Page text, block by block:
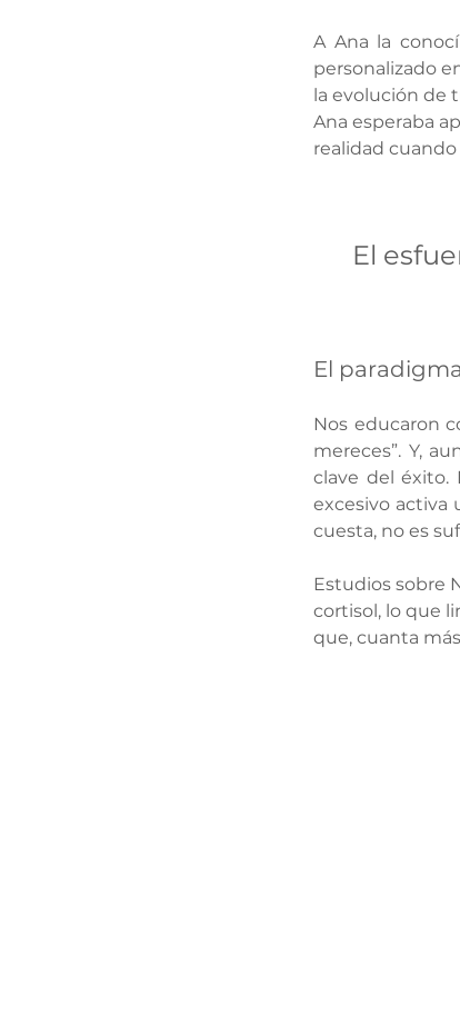
A Ana la
personalizado
la evolución de
Ana esperaba
realidad
El
El
Nos educaron
mereces”. Y,
clave del éxito.
excesivo activa
cuesta, no es
Estudios sobre
cortisol, lo que
que, cuanta